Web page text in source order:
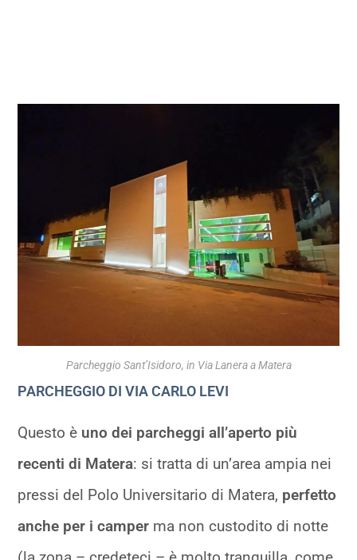
Parcheggio Sant’Isidoro, in Via Lanera a Matera
PARCHEGGIO DI VIA CARLO LEVI
Questo è uno dei parcheggi all’aperto più
recenti di Matera: si tratta di un’area ampia nei
pressi del Polo Universitario di Matera, perfetto
anche per i camper ma non custodito di notte